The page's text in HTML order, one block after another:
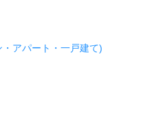
アパート・一戸建て)